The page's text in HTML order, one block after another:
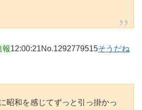
報12:00:21No.1292779515そうだね
昭和を感じてずっと引っ掛かっ